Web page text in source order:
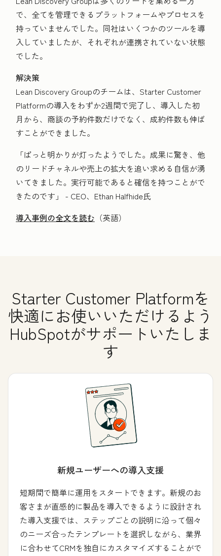
で、全てを管理できるプラットフォームやプロセスを
持っていませんでした。同社はいくつかのツールを導
入していましたが、それぞれが連携されていない状態
でした。
解決策
Lean Discovery Groupのチームは、Starter Customer
Platformの導入をわずか2週間で完了し、導入した初
月から、商談の予約件数だけでなく、成約件数も伸ば
すことができました。
「ぱっと明かりが灯ったようでした。成果に驚き、他
のリードチャネルや売上の拡大を追い求める自信が湧
いてきました。実行可能であると確信を持つことがで
きたのです」 - CEO、Ethan Halfhide氏
導入事例の全文を読む （英語）
Starter Customer Platformを
快適にお使いいただけるよう
HubSpotがサポートいたしま
す
新規ユーザーへの導入支援
短期間で簡単に運用をスタートできます。新規のお
客さまが直感的に製品を導入できるように設計され
た導入支援では、ステップごとの説明に沿って個々
のニーズ合ったテンプレートを選択しながら、業界
に合わせてCRMを独自にカスタマイズすることがで